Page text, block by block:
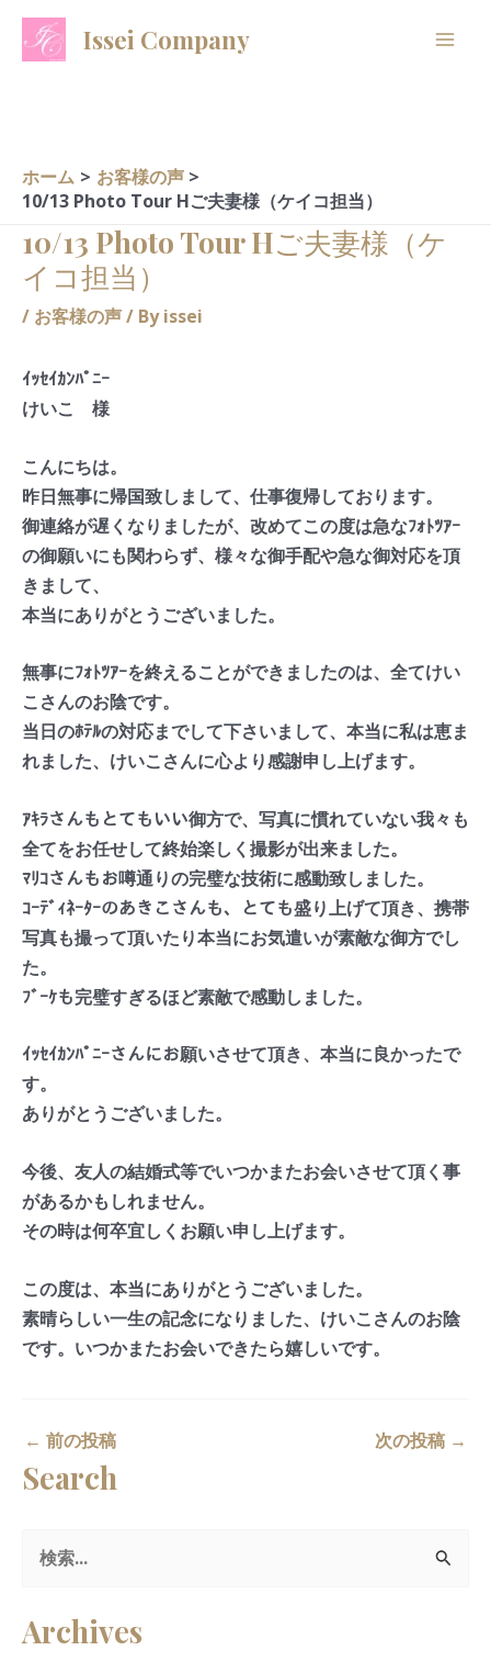
Issei Company
ホーム
お客様の声
10/13 Photo Tour Hご夫妻様（ケイコ担当）
10/13 Photo Tour Hご夫妻様（ケ
イコ担当）
/ お客様の声/ Byissei
ｲｯｾｲｶﾝﾊﾟﾆｰ
けいこ 様
こんにちは。
昨日無事に帰国致しまして、仕事復帰しております。
御連絡が遅くなりましたが、改めてこの度は急なﾌｫﾄﾂｱｰ
の御願いにも関わらず、様々な御手配や急な御対応を頂
きまして、
本当にありがとうございました。
無事にﾌｫﾄﾂｱｰを終えることができましたのは、全てけい
こさんのお陰です。
当日のﾎﾃﾙの対応までして下さいまして、本当に私は恵ま
れました、けいこさんに心より感謝申し上げます。
ｱｷﾗさんもとてもいい御方で、写真に慣れていない我々も
全てをお任せして終始楽しく撮影が出来ました。
ﾏﾘｺさんもお噂通りの完璧な技術に感動致しました。
ｺｰﾃﾞｨﾈｰﾀｰのあきこさんも、とても盛り上げて頂き、携帯
写真も撮って頂いたり本当にお気遣いが素敵な御方でし
た。
ﾌﾞｰｹも完璧すぎるほど素敵で感動しました。
ｲｯｾｲｶﾝﾊﾟﾆｰさんにお願いさせて頂き、本当に良かったで
す。
ありがとうございました。
今後、友人の結婚式等でいつかまたお会いさせて頂く事
があるかもしれません。
その時は何卒宜しくお願い申し上げます。
この度は、本当にありがとうございました。
素晴らしい一生の記念になりました、けいこさんのお陰
です。いつかまたお会いできたら嬉しいです。
← 前の投稿 次の投稿 →
Search
対
Archives
A
r
v
C
a
o